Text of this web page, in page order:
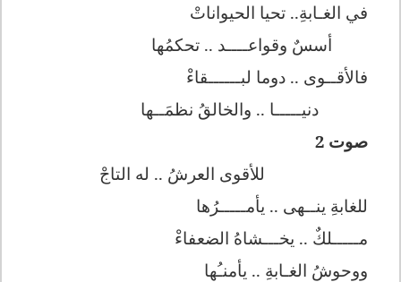
في الغـابةِ.. تحيا الحيواناتْ
أسسٌ وقواعــــد .. تحكمُها
فالأقــوى .. دوما لبــــــقاءْ
دنيـــــا .. والخالقُ نظمَــها
صوت 2
للأقوى العرشُ .. له التاجْ
للغابةِ ينــهى .. يأمـــــرُها
مـــــلكٌ .. يخـــشاهُ الضعفاءْ
ووحوشُ الغـابةِ .. يأمنـُها